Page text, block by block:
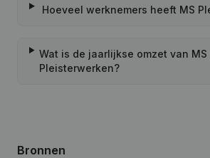
Hoeveel werknemers heeft MS
Wat is de jaarlijkse omzet van MS
Pleisterwerken?
Bronnen